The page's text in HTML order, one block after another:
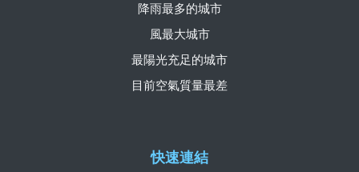
快速連結
降雨最多的城市
風最大城市
最陽光充足的城市
目前空氣質量最差